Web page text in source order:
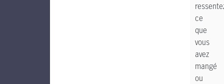
ce
que
vous
avez
mangé
ou